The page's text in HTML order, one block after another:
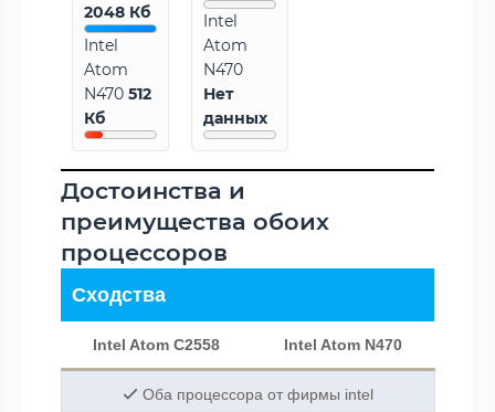
2048 Кб
Intel
Atom
N470 512
Кб
Intel
Atom
N470
Нет
данных
Достоинства и
преимущества обоих
процессоров
Сходства
Intel Atom C2558 Intel Atom N470
Оба процессора от фирмы intel